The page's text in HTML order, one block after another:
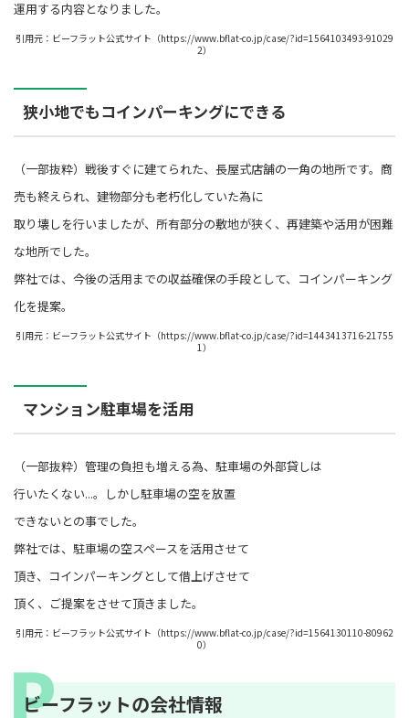
運用する内容となりました。
引用元：ビーフラット公式サイト（https://www.bflat-co.jp/case/?id=1564103493-91029
2）
狭小地でもコインパーキングにできる
（一部抜粋）戦後すぐに建てられた、長屋式店舗の一角の地所です。商
売も終えられ、建物部分も老朽化していた為に
取り壊しを行いましたが、所有部分の敷地が狭く、再建築や活用が困難
な地所でした。
弊社では、今後の活用までの収益確保の手段として、コインパーキング
化を提案。
引用元：ビーフラット公式サイト（https://www.bflat-co.jp/case/?id=1443413716-21755
1）
マンション駐車場を活用
（一部抜粋）管理の負担も増える為、駐車場の外部貸しは
行いたくない...。しかし駐車場の空を放置
できないとの事でした。
弊社では、駐車場の空スペースを活用させて
頂き、コインパーキングとして借上げさせて
頂く、ご提案をさせて頂きました。
引用元：ビーフラット公式サイト（https://www.bflat-co.jp/case/?id=1564130110-80962
0）
ビーフラットの会社情報